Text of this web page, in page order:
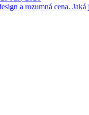
a rozumná cena. Jaká